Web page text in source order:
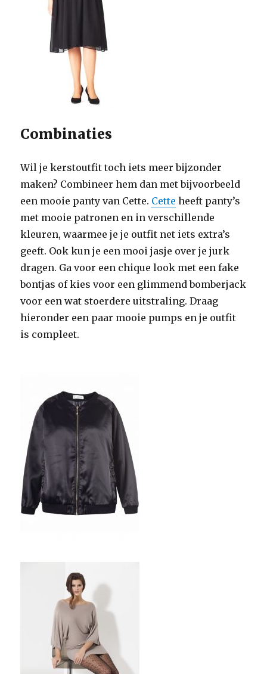
Combinaties
Wil je kerstoutfit toch iets meer bijzonder
maken? Combineer hem dan met bijvoorbeeld
een mooie panty van Cette. Cette heeft panty’s
met mooie patronen en in verschillende
kleuren, waarmee je je outfit net iets extra’s
geeft. Ook kun je een mooi jasje over je jurk
dragen. Ga voor een chique look met een fake
bontjas of kies voor een glimmend bomberjack
voor een wat stoerdere uitstraling. Draag
hieronder een paar mooie pumps en je outfit
is compleet.